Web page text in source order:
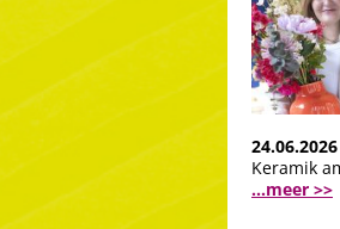
24.06.2026
Keramik
...meer >>